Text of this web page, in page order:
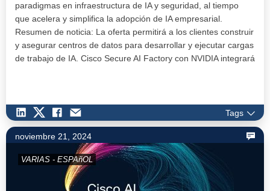
paradigmas en infraestructura de IA y seguridad, al tiempo
que acelera y simplifica la adopción de IA empresarial.
Resumen de noticia: La oferta permitirá a los clientes construir
y asegurar centros de datos para desarrollar y ejecutar cargas
de trabajo de IA. Cisco Secure AI Factory con NVIDIA integrará
Tags
noviembre 21, 2024
VARIAS - ESPAñOL